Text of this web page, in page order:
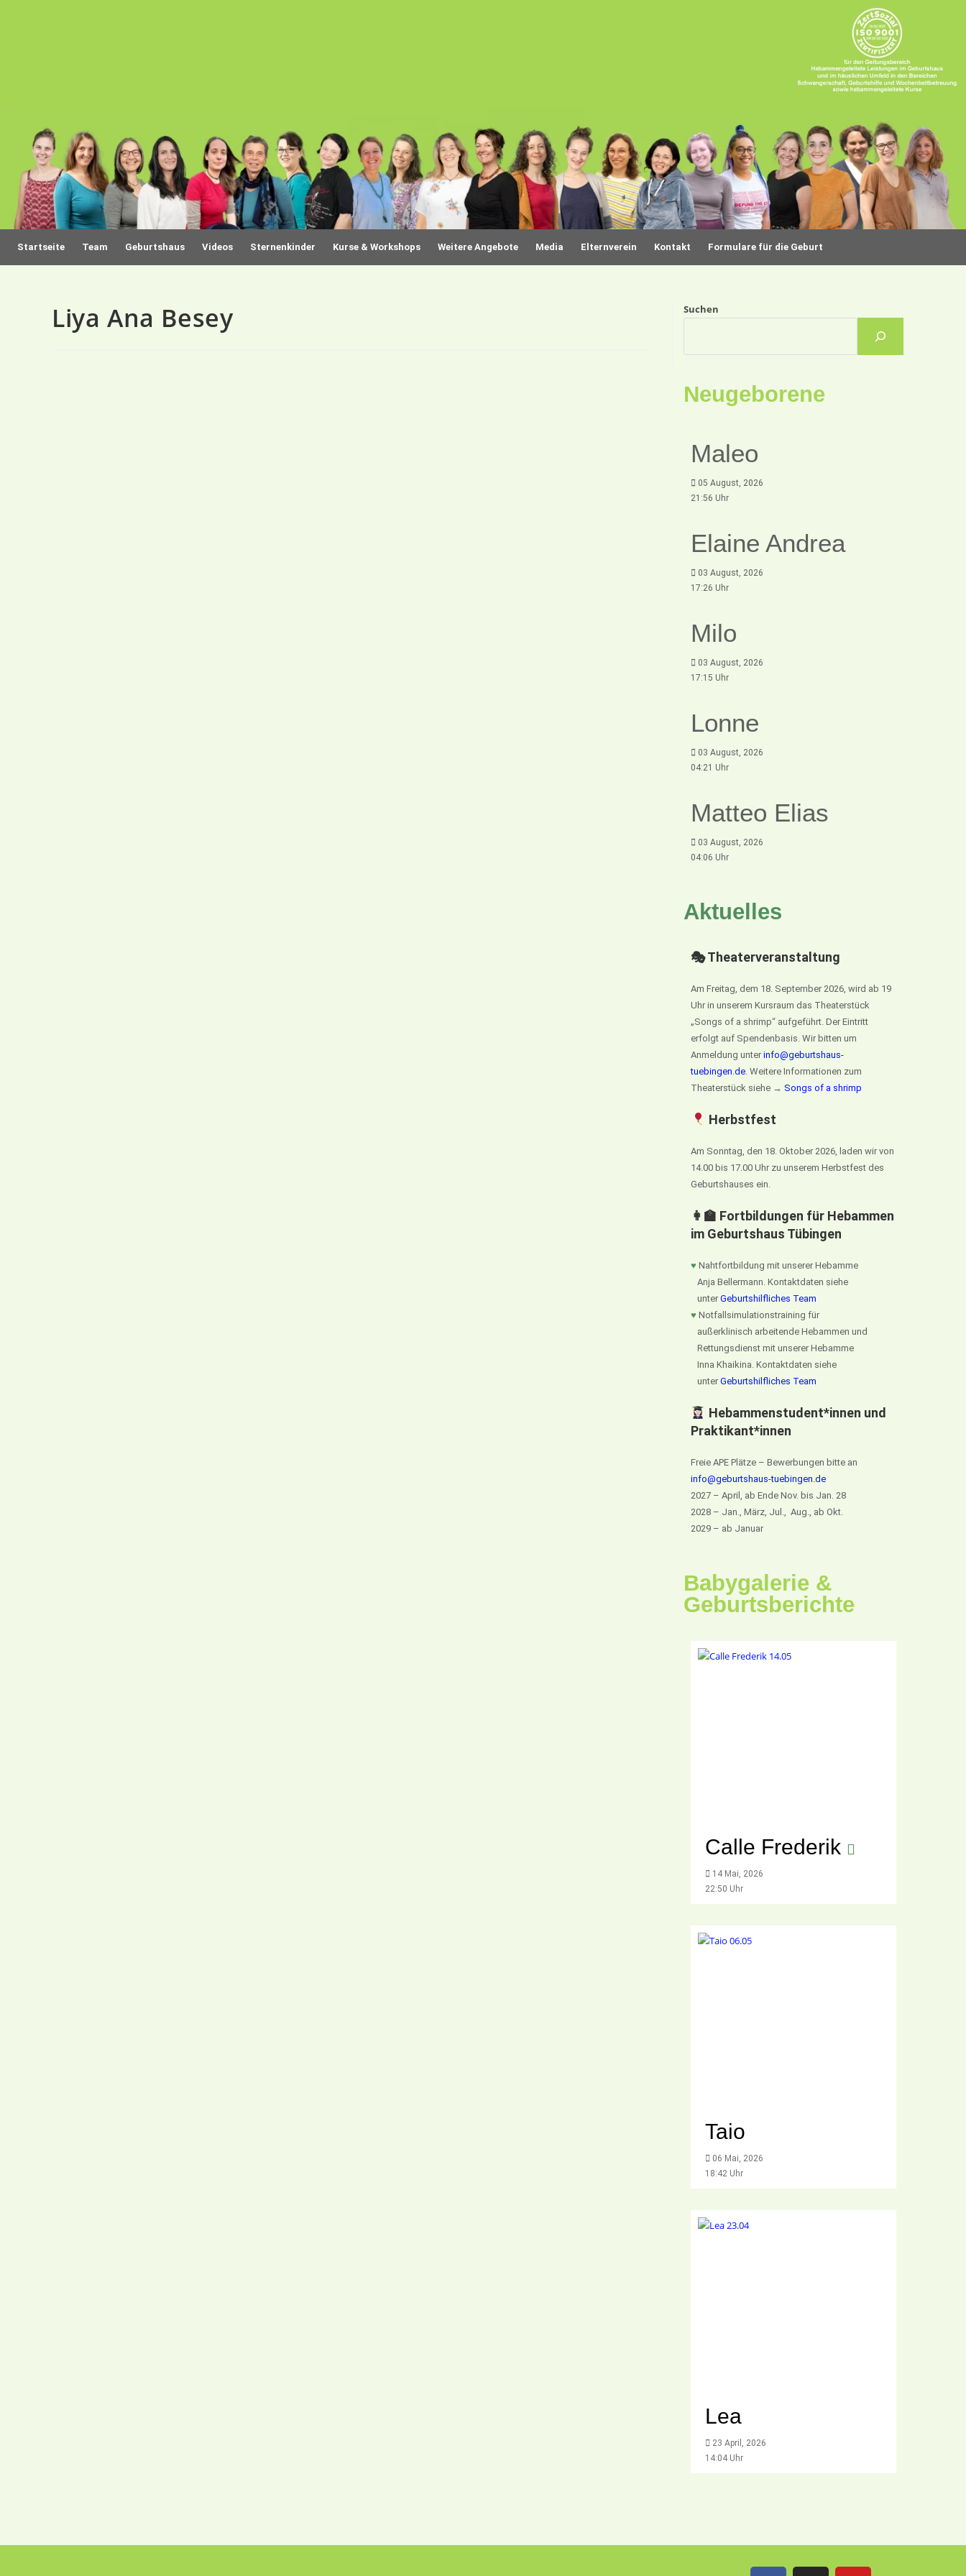
Startseite Team Geburtshaus Videos Sternenkinder Kurse & Workshops Weitere Angebote Media Elternverein Kontakt Formulare für die Geburt
Liya Ana Besey Suchen
Neugeborene
Maleo
05 August, 2026
21:56 Uhr
Elaine Andrea
03 August, 2026
17:26 Uhr
Milo
03 August, 2026
17:15 Uhr
Lonne
03 August, 2026
04:21 Uhr
Matteo Elias
03 August, 2026
04:06 Uhr
Aktuelles
🎭 Theaterveranstaltung
Am Freitag, dem 18. September 2026, wird ab 19
Uhr in unserem Kursraum das Theaterstück
„Songs of a shrimp“ aufgeführt. Der Eintritt
erfolgt auf Spendenbasis. Wir bitten um
Anmeldung unter info@geburtshaus-
tuebingen.de. Weitere Informationen zum
Theaterstück siehe → Songs of a shrimp
Herbstfest
Am Sonntag, den 18. Oktober 2026, laden wir von
14.00 bis 17.00 Uhr zu unserem Herbstfest des
Geburtshauses ein.
👩‍🏫 Fortbildungen für Hebammen
im Geburtshaus Tübingen
♥ Nahtfortbildung mit unserer Hebamme
Anja Bellermann. Kontaktdaten siehe
unter Geburtshilfliches Team
♥ Notfallsimulationstraining für
außerklinisch arbeitende Hebammen und
Rettungsdienst mit unserer Hebamme
Inna Khaikina. Kontaktdaten siehe
unter Geburtshilfliches Team
Hebammenstudent*innen und
Praktikant*innen
Freie APE Plätze – Bewerbungen bitte an
info@geburtshaus-tuebingen.de
2027 – April, ab Ende Nov. bis Jan. 28
2028 – Jan., März, Jul., Aug., ab Okt.
2029 – ab Januar
Babygalerie &
Geburtsberichte
Calle Frederik
14 Mai, 2026
22:50 Uhr
Taio
06 Mai, 2026
18:42 Uhr
Lea
23 April, 2026
14:04 Uhr